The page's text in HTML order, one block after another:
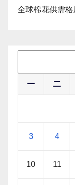
全球棉花供需
一 二
3 4
10 11